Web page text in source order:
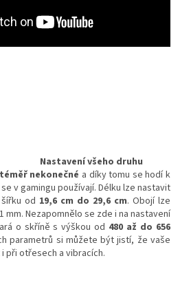
všeho druhu
nekonečné a díky tomu se hodí k
v gamingu používají. Délku lze nastavit
od 19,6 cm do 29,6 cm. Obojí lze
mm. Nezapomnělo se zde i na nastavení
o skříně s výškou od 480 až do 656
parametrů si můžete být jistí, že vaše
při otřesech a vibracích.